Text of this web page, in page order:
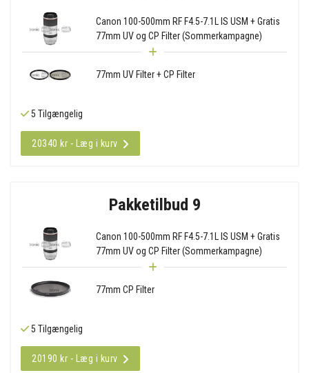
Canon 100-500mm RF F4.5-7.1L IS USM + Gratis
77mm UV og CP Filter (Sommerkampagne)
77mm UV Filter + CP Filter
5 Tilgængelig
20340 kr - Læg i kurv
Pakketilbud 9
Canon 100-500mm RF F4.5-7.1L IS USM + Gratis
77mm UV og CP Filter (Sommerkampagne)
77mm CP Filter
5 Tilgængelig
20190 kr - Læg i kurv